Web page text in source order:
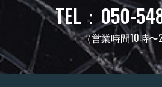
TEL：050-
（営業時間10時〜